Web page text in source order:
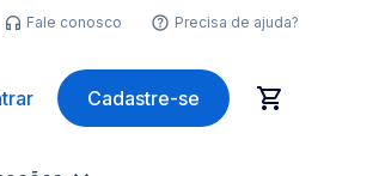
Fale conosco Precisa de ajuda?
Cadastre-se